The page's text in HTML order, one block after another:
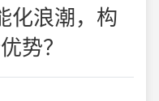
化浪潮，构
势？